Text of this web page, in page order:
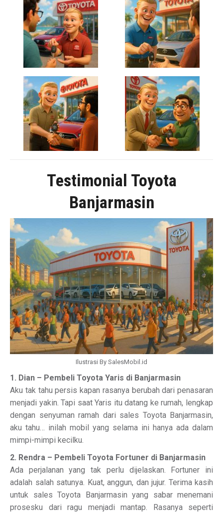
Testimonial Toyota
Banjarmasin
Ilustrasi By SalesMobil.id
1. Dian – Pembeli Toyota Yaris di Banjarmasin
Aku tak tahu persis kapan rasanya berubah dari penasaran
menjadi yakin. Tapi saat Yaris itu datang ke rumah, lengkap
dengan senyuman ramah dari sales Toyota Banjarmasin,
aku tahu… inilah mobil yang selama ini hanya ada dalam
mimpi-mimpi kecilku.
2. Rendra – Pembeli Toyota Fortuner di Banjarmasin
Ada perjalanan yang tak perlu dijelaskan. Fortuner ini
adalah salah satunya. Kuat, anggun, dan jujur. Terima kasih
untuk sales Toyota Banjarmasin yang sabar menemani
prosesku dari ragu menjadi mantap. Rasanya seperti